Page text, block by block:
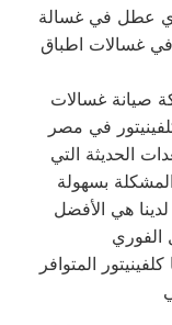
في غسالات اطباق
بسهولة
الفوري